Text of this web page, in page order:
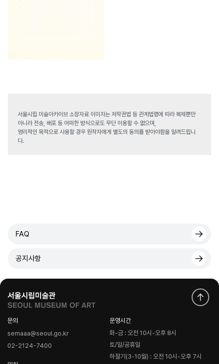
서울시립 미술아카이브 소장자료 이미지는 저작권법 등 관계법령에 따라 복제뿐만
아니라 전송, 배포 등 어떠한 방식으로도 무단 이용할 수 없으며,
영리적인 목적으로 사용할 경우 원작자에게 별도의 동의를 받아야함을 알려드립니
다.
FAQ
공지사항
문의
semaaa@seoul.go.kr
02-2124-7400
운영시간
화-금 : 오전 10시-오후 8시
토/일/공휴일
하절기(3-10월) : 오전 10시-오후 7시